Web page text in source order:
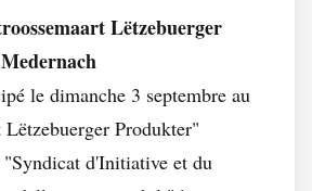
Lëtzebuerger
le dimanche 3 septembre au
Lëtzebuerger Produkter"
d'Initiative et du